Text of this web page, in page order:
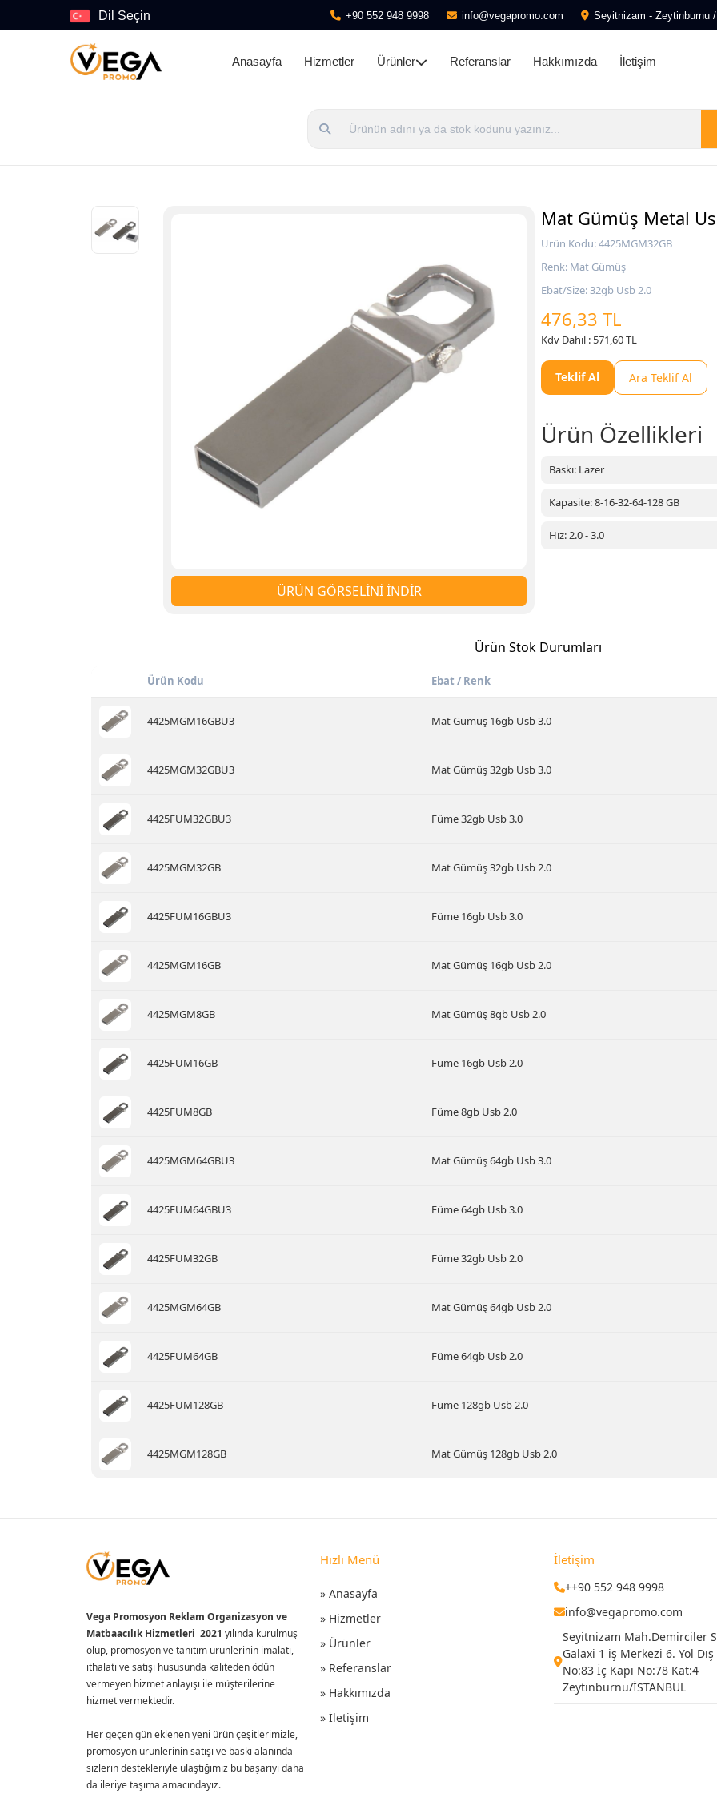
Dil Seçin +90 552 948 9998 info@vegapromo.com Seyitnizam - Zeytinburnu
Anasayfa Hizmetler Ürünler Referanslar Hakkımızda İletişim
ÜRÜN GÖRSELİNİ İNDİR
Mat Gümüş Metal
Ürün Kodu: 4425MGM32GB
Renk: Mat Gümüş
Ebat/Size: 32gb Usb 2.0
476,33 TL
Kdv Dahil : 571,60 TL
Teklif Al Ara Teklif Al
Ürün Özellikleri
Baskı: Lazer
Kapasite: 8-16-32-64-128 GB
Hız: 2.0 - 3.0
Ürün Stok Durumları
Ürün Kodu Ebat / Renk
4425MGM16GBU3 Mat Gümüş 16gb Usb 3.0
4425MGM32GBU3 Mat Gümüş 32gb Usb 3.0
4425FUM32GBU3 Füme 32gb Usb 3.0
4425MGM32GB Mat Gümüş 32gb Usb 2.0
4425FUM16GBU3 Füme 16gb Usb 3.0
4425MGM16GB Mat Gümüş 16gb Usb 2.0
4425MGM8GB Mat Gümüş 8gb Usb 2.0
4425FUM16GB Füme 16gb Usb 2.0
4425FUM8GB Füme 8gb Usb 2.0
4425MGM64GBU3 Mat Gümüş 64gb Usb 3.0
4425FUM64GBU3 Füme 64gb Usb 3.0
4425FUM32GB Füme 32gb Usb 2.0
4425MGM64GB Mat Gümüş 64gb Usb 2.0
4425FUM64GB Füme 64gb Usb 2.0
4425FUM128GB Füme 128gb Usb 2.0
4425MGM128GB Mat Gümüş 128gb Usb 2.0
Vega Promosyon Reklam Organizasyon ve
Matbaacılık Hizmetleri 2021 yılında kurulmuş
olup, promosyon ve tanıtım ürünlerinin imalatı,
ithalatı ve satışı hususunda kaliteden ödün
vermeyen hizmet anlayışı ile müşterilerine
hizmet vermektedir.
Her geçen gün eklenen yeni ürün çeşitlerimizle,
promosyon ürünlerinin satışı ve baskı alanında
sizlerin destekleriyle ulaştığımız bu başarıyı daha
da ileriye taşıma amacındayız.
Hızlı Menü
» Anasayfa
» Hizmetler
» Ürünler
» Referanslar
» Hakkımızda
» İletişim
İletişim
++90 552 948 9998
info@vegapromo.com
Seyitnizam Mah.Demirciler
Galaxi 1 iş Merkezi 6. Yol Dış
No:83 İç Kapı No:78 Kat:4
Zeytinburnu/İSTANBUL